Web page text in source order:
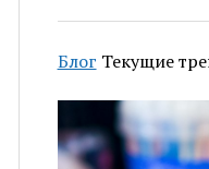
Блог Текущие